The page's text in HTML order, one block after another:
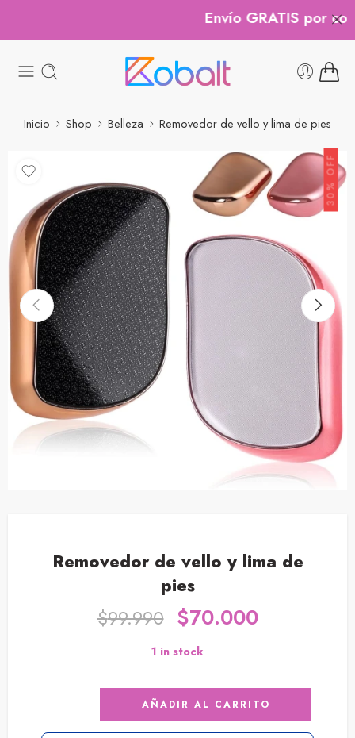
Envío GRATIS por
Inicio Shop Belleza Removedor de vello y lima de pies
30% OFF
Removedor de vello y lima de
pies
$99.990 $70.000
1 in stock
AÑADIR AL CARRITO